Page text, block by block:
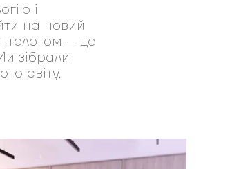
і
на новий
– це
зібрали
світу.